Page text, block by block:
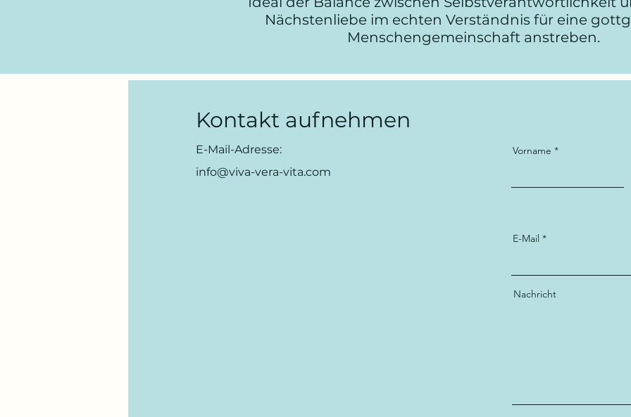
Nächstenliebe im echten Verständnis für eine
Menschengemeinschaft anstreben.
Kontakt aufnehmen
Vorname
E-Mail
Nachricht
E-Mail-Adresse:
info@viva-vera-vita.com